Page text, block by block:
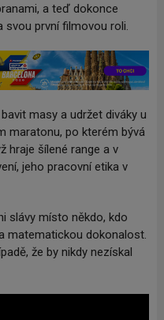
a teď dokonce
svou první filmovou roli.
masy a udržet diváky u
maratonu, po kterém bývá
hraje šílené range a v
jeho pracovní etika v
slávy místo někdo, kdo
matematickou dokonalost.
že by nikdy nezískal